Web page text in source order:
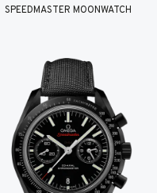
SPEEDMASTER MOONWATCH